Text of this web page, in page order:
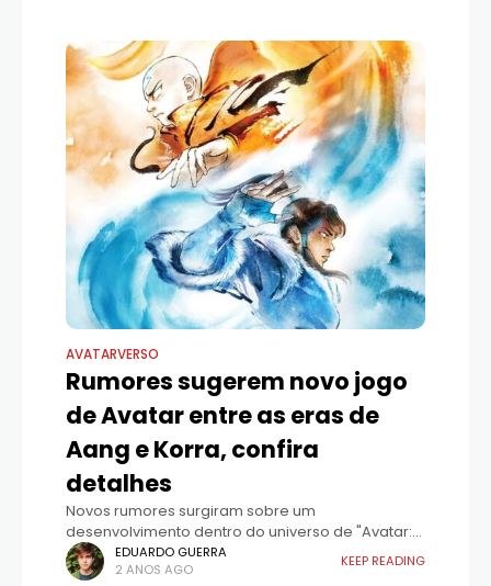
AVATARVERSO
Rumores sugerem novo jogo
de Avatar entre as eras de
Aang e Korra, confira
detalhes
Novos rumores surgiram sobre um
desenvolvimento dentro do universo de "Avatar:
O Último Mestre do Ar" e "A Lenda de Korra".
Fontes anônimas revelaram que um novo jogo
EDUARDO GUERRA
2 ANOS AGO
KEEP READING